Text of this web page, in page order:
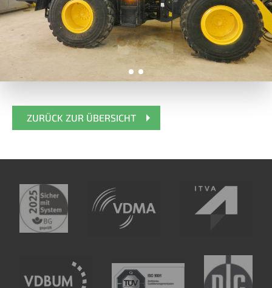
ZURÜCK ZUR ÜBERSICHT